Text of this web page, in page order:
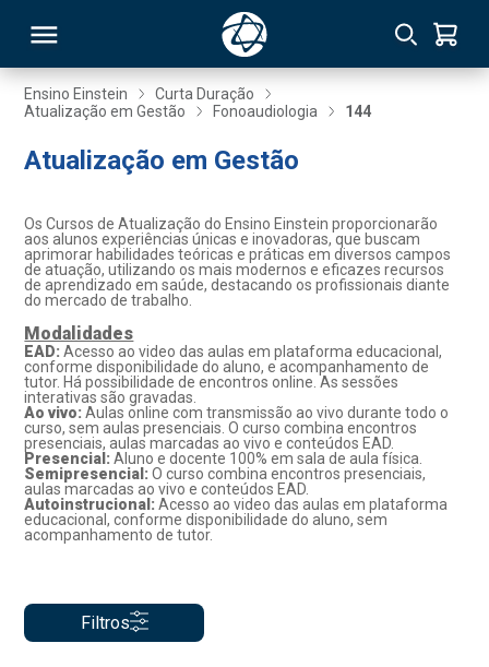
Ensino Einstein
Curta Duração
Atualização em Gestão
Fonoaudiologia 144
Atualização em Gestão
Os Cursos de Atualização do Ensino Einstein proporcionarão
aos alunos experiências únicas e inovadoras, que buscam
aprimorar habilidades teóricas e práticas em diversos campos
de atuação, utilizando os mais modernos e eficazes recursos
de aprendizado em saúde, destacando os profissionais diante
do mercado de trabalho.
Modalidades
EAD:Acesso ao video das aulas em plataforma educacional,
conforme disponibilidade do aluno, e acompanhamento de
tutor. Há possibilidade de encontros online. As sessões
interativas são gravadas.
Ao vivo: Aulas online com transmissão ao vivo durante todo o
curso, sem aulas presenciais. O curso combina encontros
presenciais, aulas marcadas ao vivo e conteúdos EAD.
Presencial:Aluno e docente 100% em sala de aula física.
Semipresencial:O curso combina encontros presenciais,
aulas marcadas ao vivo e conteúdos EAD.
Autoinstrucional:Acesso ao video das aulas em plataforma
educacional, conforme disponibilidade do aluno, sem
acompanhamento de tutor.
Filtros